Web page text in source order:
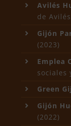
Avilés
de
Gijón
(2023)
Emplea
sociales
Green
Gijón
(2022)